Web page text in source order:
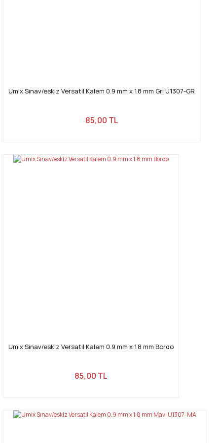
Umix Sınav/eskiz Versatil Kalem 0.9 mm x 1.8 mm Gri U1307-GR
85,00 TL
Umix Sınav/eskiz Versatil Kalem 0.9 mm x 1.8 mm Bordo
85,00 TL